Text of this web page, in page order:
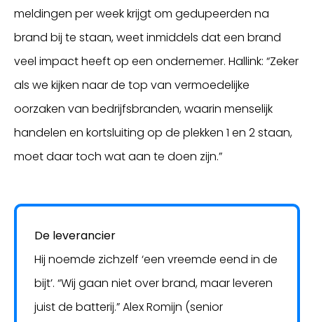
meldingen per week krijgt om gedupeerden na
brand bij te staan, weet inmiddels dat een brand
veel impact heeft op een ondernemer. Hallink: “Zeker
als we kijken naar de top van vermoedelijke
oorzaken van bedrijfsbranden, waarin menselijk
handelen en kortsluiting op de plekken 1 en 2 staan,
moet daar toch wat aan te doen zijn.”
De leverancier
Hij noemde zichzelf ‘een vreemde eend in de
bijt’. “Wij gaan niet over brand, maar leveren
juist de batterij.” Alex Romijn (senior